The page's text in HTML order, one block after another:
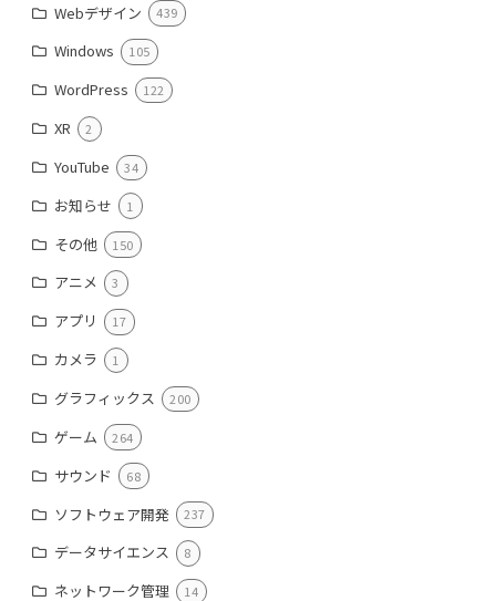
Webデザイン 439
Windows 105
WordPress 122
XR 2
YouTube 34
お知らせ 1
その他 150
アニメ 3
アプリ 17
カメラ 1
グラフィックス 200
ゲーム 264
サウンド 68
ソフトウェア開発 237
データサイエンス 8
ネットワーク管理 14